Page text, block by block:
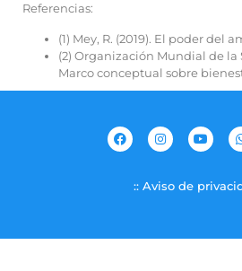
Referencias:
(1) Mey, R. (2019). El poder del
(2) Organización Mundial de la
Marco conceptual sobre
:: Aviso de